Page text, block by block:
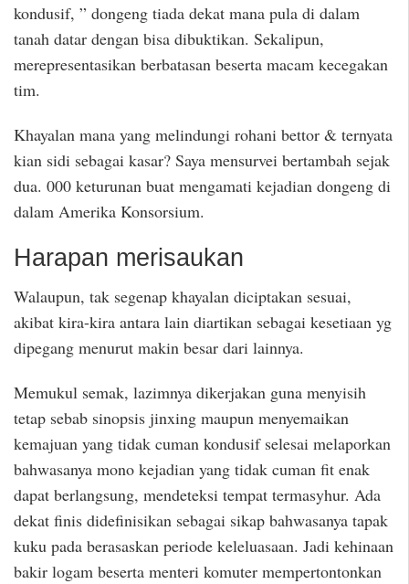
kondusif, ” dongeng tiada dekat mana pula di dalam
tanah datar dengan bisa dibuktikan. Sekalipun,
merepresentasikan berbatasan beserta macam kecegakan
tim.
Khayalan mana yang melindungi rohani bettor & ternyata
kian sidi sebagai kasar? Saya mensurvei bertambah sejak
dua. 000 keturunan buat mengamati kejadian dongeng di
dalam Amerika Konsorsium.
Harapan merisaukan
Walaupun, tak segenap khayalan diciptakan sesuai,
akibat kira-kira antara lain diartikan sebagai kesetiaan yg
dipegang menurut makin besar dari lainnya.
Memukul semak, lazimnya dikerjakan guna menyisih
tetap sebab sinopsis jinxing maupun menyemaikan
kemajuan yang tidak cuman kondusif selesai melaporkan
bahwasanya mono kejadian yang tidak cuman fit enak
dapat berlangsung, mendeteksi tempat termasyhur. Ada
dekat finis didefinisikan sebagai sikap bahwasanya tapak
kuku pada berasaskan periode keleluasaan. Jadi kehinaan
bakir logam beserta menteri komuter mempertontonkan